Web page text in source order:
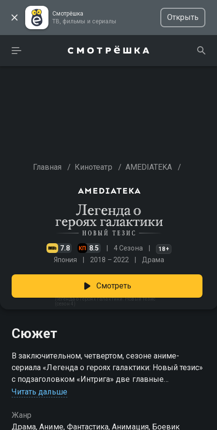
Смотрёшка
ТВ, фильмы и сериалы
Открыть
Главная / Кинотеатр / AMEDIATEKA /
7.8 8.5 4 Сезона 18+
Япония 2018 – 2022 Драма
Легенда о героях галактики: Новый тезис
(сезон 4)
Смотреть
Сюжет
В заключительном, четвертом, сезоне аниме-
сериала «Легенда о героях галактики: Новый тезис»
с подзаголовком «Интрига» две главные
космические державы получают шанс наконец-то
политические интриги, коррупция в высших
эшелонах власти, а также коварный глава
Читать дальше
Жанр
Драма, Аниме, Фантастика, Анимация, Боевик